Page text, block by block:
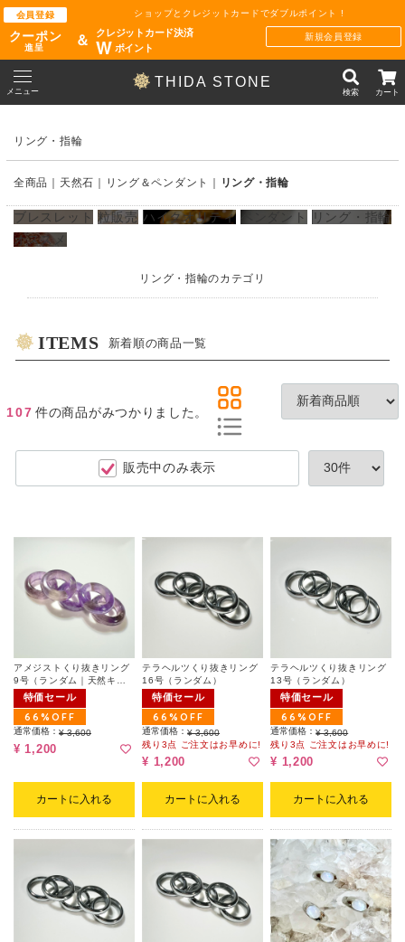
会員登録
クーポン
進呈
ショップとクレジットカードでダブルポイント !
＆
クレジットカード決済
Wポイント
新規会員登録
THIDA STONE
メニュー 検索 カート
リング・指輪
全商品 天然石 リング＆ペンダント リング・指輪
ブレスレット 粒販売 ハイクオリティ ペンダント
リング・指輪
オススメ
リング・指輪のカテゴリ
ITEMS 新着順の商品一覧
107 件の商品がみつかりました。
販売中のみ表示
アメジストくり抜きリング
9号（ランダム｜天然キズ
有）
特価セール
66%OFF
通常価格： ¥ 3,600
¥ 1,200
カートに入れる
テラヘルツくり抜きリング
16号（ランダム）
特価セール
66%OFF
通常価格：¥ 3,600
残り3点 ご注文はお早めに!
¥ 1,200
カートに入れる
テラヘルツくり抜きリング
13号（ランダム）
特価セール
66%OFF
通常価格：¥ 3,600
残り3点 ご注文はお早めに!
¥ 1,200
カートに入れる